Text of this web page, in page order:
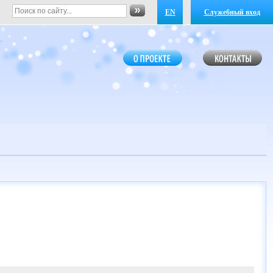
EN Служебный вход